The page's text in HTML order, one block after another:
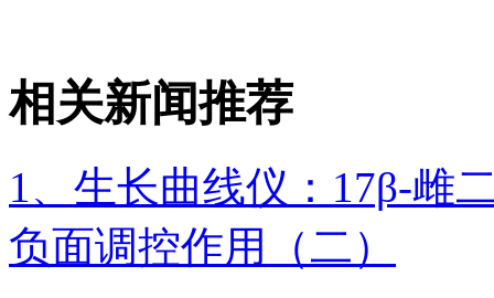
相关新闻推荐
1、生长曲线仪：17β-雌
负面调控作用（二）